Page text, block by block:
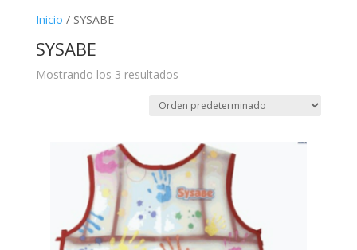
Inicio / SYSABE
SYSABE
Mostrando los 3 resultados